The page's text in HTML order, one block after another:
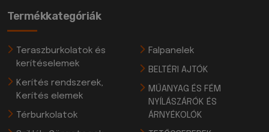
Termékkategóriák
Teraszburkolatok és
kerítéselemek
Kerítés rendszerek,
Kerítés elemek
Térburkolatok
Falpanelek
BELTÉRI AJTÓK
MŰANYAG ÉS FÉM
NYÍLÁSZÁRÓK ÉS
ÁRNYÉKOLÓK